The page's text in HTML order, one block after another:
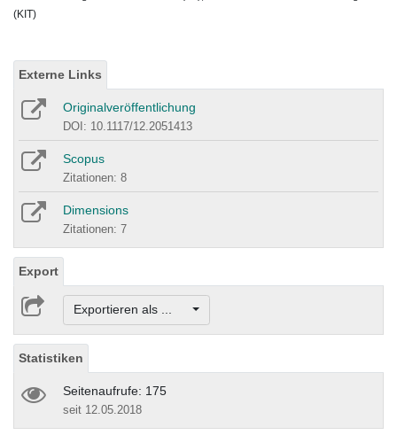
(KIT)
Externe Links
Originalveröffentlichung
DOI: 10.1117/12.2051413
Scopus
Zitationen: 8
Dimensions
Zitationen: 7
Export
Exportieren als ...
Statistiken
Seitenaufrufe: 175
seit 12.05.2018